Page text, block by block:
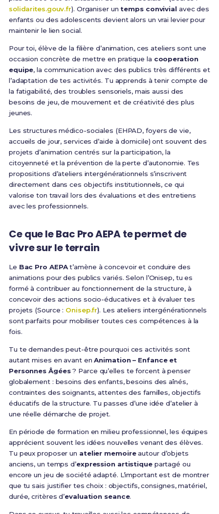
solidarites.gouv.fr). Organiser untemps convivialavec des
enfants ou des adolescents devient alors un vrai levier pour
maintenir le lien social.
Pour toi, élève de la filière d’animation, ces ateliers sont une
occasion concrète de mettre en pratique la cooperation
equipe, la communication avec des publics très différents et
l’adaptation de tes activités. Tu apprends à tenir compte de
la fatigabilité, des troubles sensoriels, mais aussi des
besoins de jeu, de mouvement et de créativité des plus
jeunes.
Les structures médico-sociales (EHPAD, foyers de vie,
accueils de jour, services d’aide à domicile) ont souvent des
projets d’animation centrés sur la participation, la
citoyenneté et la prévention de la perte d’autonomie. Tes
propositions d’ateliers intergénérationnels s’inscrivent
directement dans ces objectifs institutionnels, ce qui
valorise ton travail lors des évaluations et des entretiens
avec les professionnels.
Ce que le Bac Pro AEPA te permet de
vivre sur le terrain
Le Bac Pro AEPAt’amène à concevoir et conduire des
animations pour des publics variés. Selon l’Onisep, tu es
formé à contribuer au fonctionnement de la structure, à
concevoir des actions socio-éducatives et à évaluer tes
projets (Source : Onisep.fr). Les ateliers intergénérationnels
sont parfaits pour mobiliser toutes ces compétences à la
fois.
Tu te demandes peut-être pourquoi ces activités sont
autant mises en avant enAnimation – Enfance et
Personnes Âgées? Parce qu’elles te forcent à penser
globalement : besoins des enfants, besoins des aînés,
contraintes des soignants, attentes des familles, objectifs
éducatifs de la structure. Tu passes d’une idée d’atelier à
une réelle démarche de projet.
En période de formation en milieu professionnel, les équipes
apprécient souvent les idées nouvelles venant des élèves.
Tu peux proposer un atelier memoireautour d’objets
anciens, un temps d’expression artistiquepartagé ou
encore un jeu de société adapté. L’important est de montrer
que tu sais justifier tes choix : objectifs, consignes, matériel,
durée, critères d’evaluation seance.